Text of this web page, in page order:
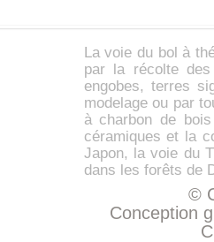
La voie du bol à
par la récolte
engobes, terres
modelage ou par
à charbon de
céramiques et la
Japon, la voie du
dans les forêts de
©
Conception